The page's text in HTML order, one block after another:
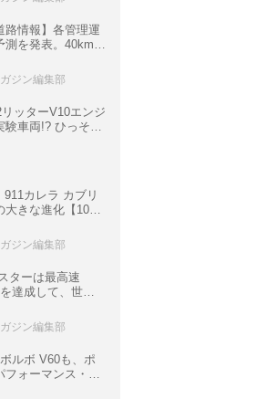
路情報】各管理運
を発表。40km以
ジン編集部
ッターV10エンジ
験車両!? ひっそり
プ」とは
カレラ カブリ
きな進化【10年
ジン編集部
ターは最高速
達成して、世界
・完全版／
ジン編集部
ルボ V60も、ポ
フォーマンス・パ